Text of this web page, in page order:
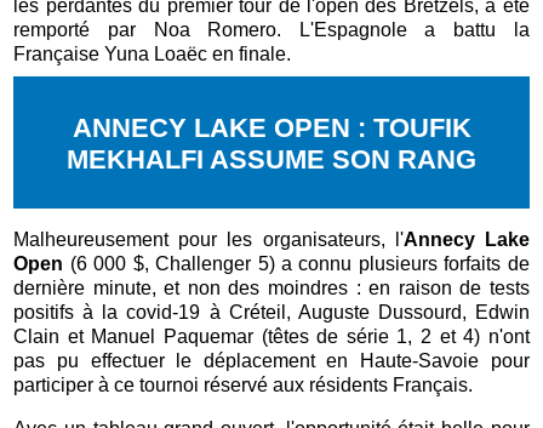
les perdantes du premier tour de l'open des Bretzels, a été
remporté par Noa Romero. L'Espagnole a battu la
Française Yuna Loaëc en finale.
ANNECY LAKE OPEN : TOUFIK
MEKHALFI ASSUME SON RANG
Malheureusement pour les organisateurs, l'Annecy Lake
Open (6 000 $, Challenger 5) a connu plusieurs forfaits de
dernière minute, et non des moindres : en raison de tests
positifs à la covid-19 à Créteil, Auguste Dussourd, Edwin
Clain et Manuel Paquemar (têtes de série 1, 2 et 4) n'ont
pas pu effectuer le déplacement en Haute-Savoie pour
participer à ce tournoi réservé aux résidents Français.